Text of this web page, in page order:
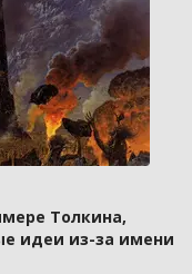
Толкина,
идеи из-за имени